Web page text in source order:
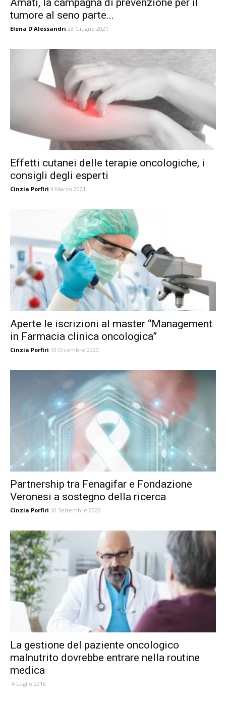
Amati, la campagna di prevenzione per il
tumore al seno parte...
Elena D'Alessandri 23 Giugno 2021
Effetti cutanei delle terapie oncologiche, i
consigli degli esperti
Cinzia Porfiri 4 Marzo 2021
Aperte le iscrizioni al master “Management
in Farmacia clinica oncologica”
Cinzia Porfiri 10 Dicembre 2020
Partnership tra Fenagifar e Fondazione
Veronesi a sostegno della ricerca
Cinzia Porfiri 10 Settembre 2020
La gestione del paziente oncologico
malnutrito dovrebbe entrare nella routine
medica
4 Luglio 2018